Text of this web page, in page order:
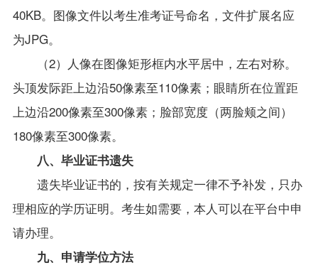
40KB。图像文件以考生准考证号命名，文件扩展名应
为JPG。
（2）人像在图像矩形框内水平居中，左右对称。
头顶发际距上边沿50像素至110像素；眼睛所在位置距
上边沿200像素至300像素；脸部宽度（两脸颊之间）
180像素至300像素。
八、毕业证书遗失
遗失毕业证书的，按有关规定一律不予补发，只办
理相应的学历证明。考生如需要，本人可以在平台中申
请办理。
九、申请学位方法